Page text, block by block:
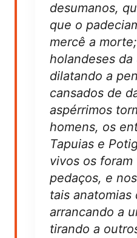
desumanos,
que o
mercê a
holandeses
dilatando a
cansados de
aspérrimos
homens, os
Tapuias e
vivos os
pedaços, e
tais anatomias
arrancando a
tirando a